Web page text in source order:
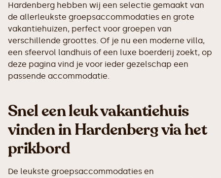
Hardenberg hebben wij een selectie gemaakt van
de allerleukste groepsaccommodaties en grote
vakantiehuizen, perfect voor groepen van
verschillende groottes. Of je nu een moderne villa,
een sfeervol landhuis of een luxe boerderij zoekt, op
deze pagina vind je voor ieder gezelschap een
passende accommodatie.
Snel een leuk vakantiehuis
vinden in Hardenberg via het
prikbord
De leukste groepsaccommodaties en